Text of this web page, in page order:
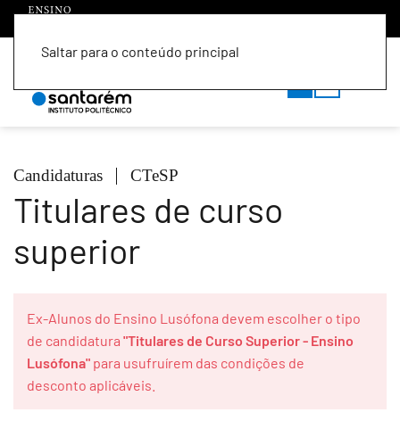
Saltar para o conteúdo principal
Candidaturas CTeSP
Titulares de curso
superior
Ex-Alunos do Ensino Lusófona devem escolher o tipo
de candidatura "Titulares de Curso Superior - Ensino
Lusófona" para usufruírem das condições de
desconto aplicáveis.